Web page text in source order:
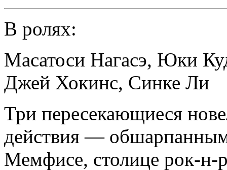
В ролях:
Масатоси Нагасэ, Юки
Джей Хокинс, Синке Ли
Три пересекающиеся
действия —
Мемфисе, столице рок-